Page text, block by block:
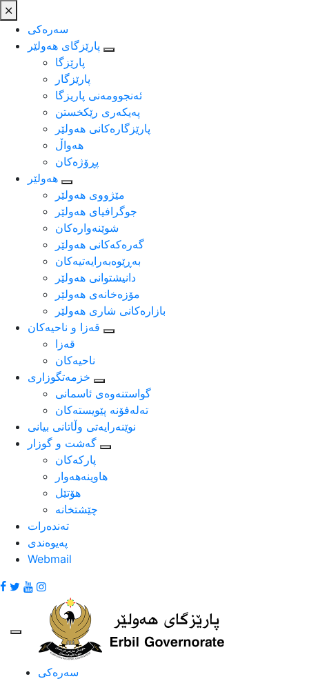
سەرەکی
پارێزگای هەولێر
پارێزگا
پارێزگار
ئه‌نجوومه‌نی پاریزگا
په‌یكه‌ری رێكخستن
پارێزگارەکانی هەولێر
هەواڵ
پڕۆژەکان
هەولێر
مێژووی هه‌ولێر
جوگرافیای هه‌ولێر
شوێنەوارەکان
گەرەکەکانی هەولێر
به‌ڕێوه‌به‌رایه‌تیه‌كان
دانیشتوانی هه‌ولێر
مۆزەخانەی هەولێر
بازارەکانی شاری هەولێر
قه‌زا و ناحیه‌كان
قه‌زا
ناحیه‌كان
خزمه‌تگوزاری
گواستنه‌وه‌ی ئاسمانی
ته‌له‌فۆنه‌ پێویسته‌كان
نوێنه‌رایه‌تی وڵاتانی بیانی
گەشت و گوزار
پارکەکان
هاوینەهەوار
هۆتێل
چێشتخانە
ته‌نده‌رات
په‌یوه‌ندی
Webmail
سەرەکی